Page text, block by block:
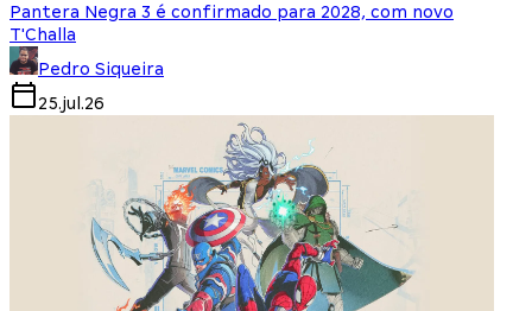
Pantera Negra 3 é confirmado para 2028, com novo
T'Challa
Pedro Siqueira
25.jul.26